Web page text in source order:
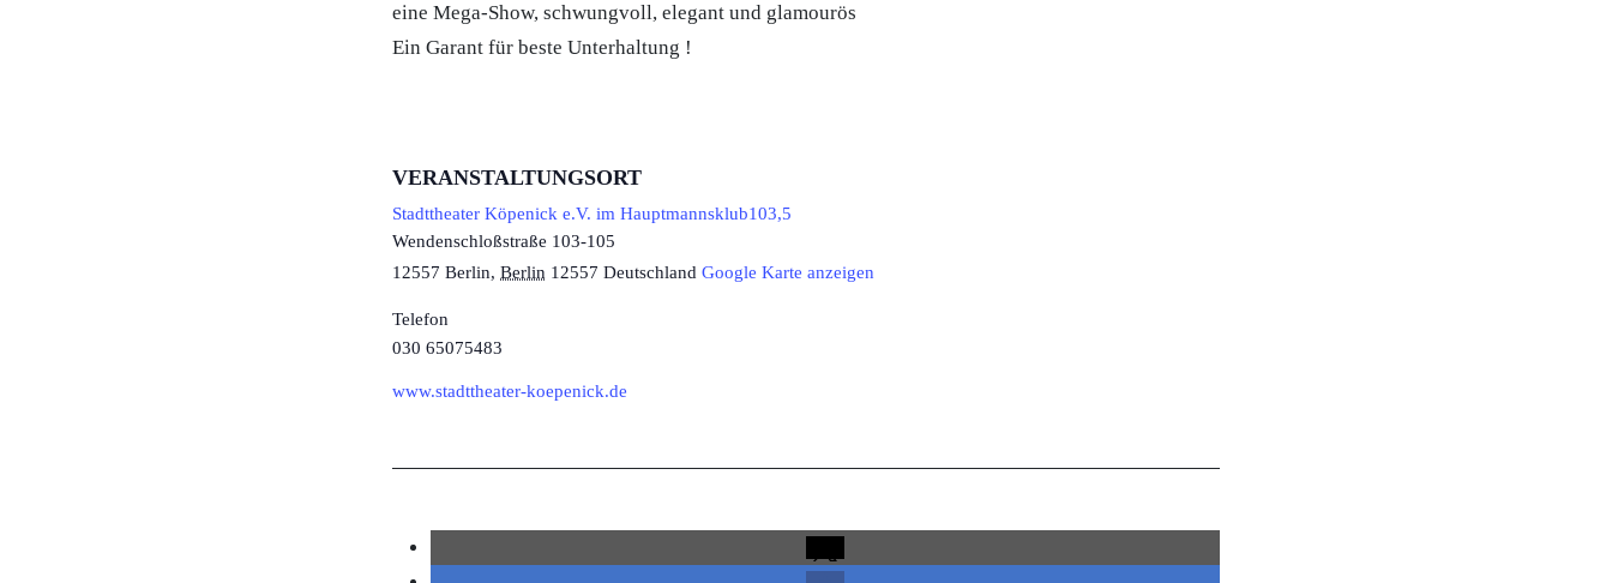
eine Mega-Show, schwungvoll, elegant und glamourös
Ein Garant für beste Unterhaltung !
VERANSTALTUNGSORT
Stadttheater Köpenick e.V. im Hauptmannsklub103,5
Wendenschloßstraße 103-105
12557 Berlin, Berlin 12557 Deutschland Google Karte anzeigen
Telefon
030 65075483
www.stadttheater-koepenick.de